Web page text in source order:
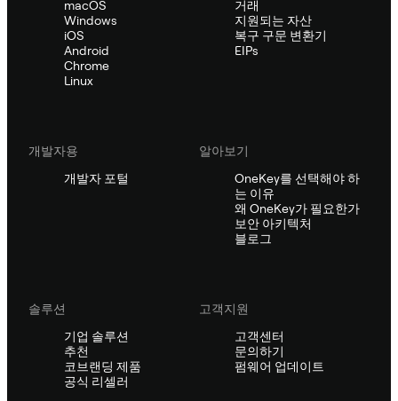
macOS
Windows
iOS
Android
Chrome
Linux
거래
지원되는 자산
복구 구문 변환기
EIPs
개발자용
개발자 포털
알아보기
OneKey를 선택해야 하
는 이유
왜 OneKey가 필요한가
보안 아키텍처
블로그
솔루션
기업 솔루션
추천
코브랜딩 제품
공식 리셀러
고객지원
고객센터
문의하기
펌웨어 업데이트